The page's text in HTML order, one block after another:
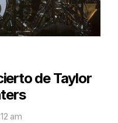
de Taylor
am